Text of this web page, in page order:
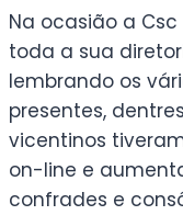
Na ocasião a
toda a sua
lembrando os
presentes,
vicentinos
on-line e
confrades e